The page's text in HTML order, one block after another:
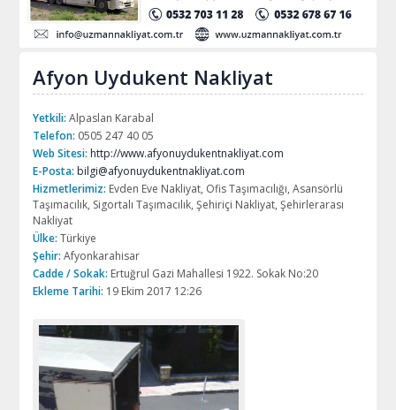
Afyon Uydukent Nakliyat
Yetkili: Alpaslan Karabal
Telefon: 0505 247 40 05
Web Sitesi: http://www.afyonuydukentnakliyat.com
E-Posta: bilgi@afyonuydukentnakliyat.com
Hizmetlerimiz: Evden Eve Nakliyat, Ofis Taşımacılığı, Asansörlü
Taşımacılık, Sigortalı Taşımacılık, Şehiriçi Nakliyat, Şehirlerarası
Nakliyat
Ülke: Türkiye
Şehir: Afyonkarahisar
Cadde / Sokak: Ertuğrul Gazi Mahallesi 1922. Sokak No:20
Ekleme Tarihi: 19 Ekim 2017 12:26